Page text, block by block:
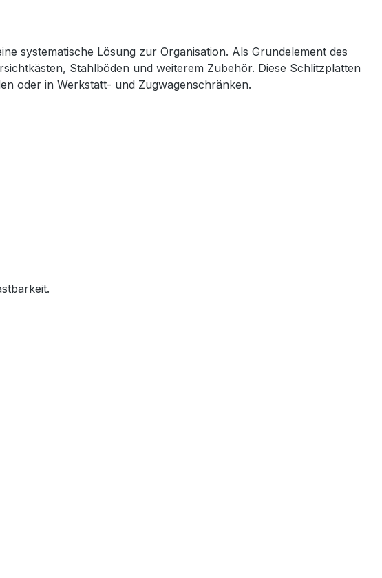
systematische Lösung zur Organisation. Als Grundelement des
Stahlböden und weiterem Zubehör. Diese Schlitzplatten
oder in Werkstatt- und Zugwagenschränken.